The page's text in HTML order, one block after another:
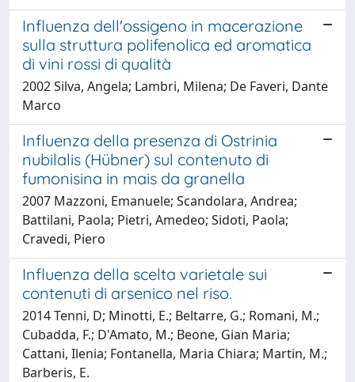
Influenza dell'ossigeno in macerazione
sulla struttura polifenolica ed aromatica
di vini rossi di qualità
2002 Silva, Angela; Lambri, Milena; De Faveri, Dante
Marco
Influenza della presenza di Ostrinia
nubilalis (Hübner) sul contenuto di
fumonisina in mais da granella
2007 Mazzoni, Emanuele; Scandolara, Andrea;
Battilani, Paola; Pietri, Amedeo; Sidoti, Paola;
Cravedi, Piero
Influenza della scelta varietale sui
contenuti di arsenico nel riso.
2014 Tenni, D; Minotti, E.; Beltarre, G.; Romani, M.;
Cubadda, F.; D'Amato, M.; Beone, Gian Maria;
Cattani, Ilenia; Fontanella, Maria Chiara; Martin, M.;
Barberis, E.